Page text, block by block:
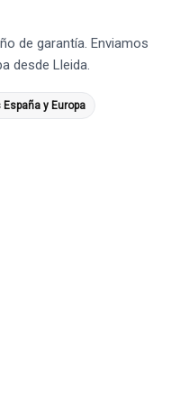
de garantía. Enviamos
desde Lleida.
España y Europa